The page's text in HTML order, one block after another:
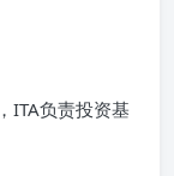
ITA负责投资基